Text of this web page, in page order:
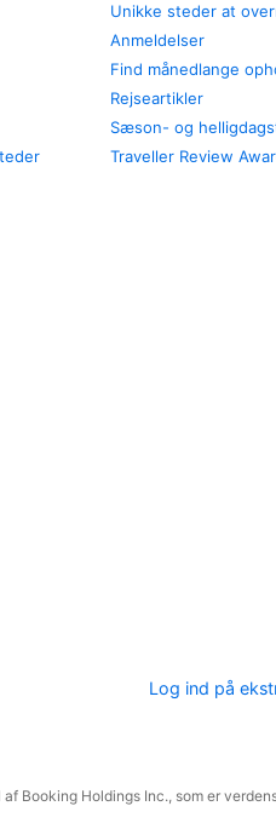
Unikke steder at
Anmeldelser
Find månedlange
Rejseartikler
Sæson- og
Traveller Review
Log ind på
Booking Holdings Inc., som er